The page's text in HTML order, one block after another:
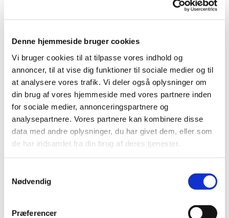
Denne hjemmeside bruger cookies
Vi bruger cookies til at tilpasse vores indhold og
annoncer, til at vise dig funktioner til sociale medier og til
at analysere vores trafik. Vi deler også oplysninger om
din brug af vores hjemmeside med vores partnere inden
for sociale medier, annonceringspartnere og
analysepartnere. Vores partnere kan kombinere disse
data med andre oplysninger, du har givet dem, eller som
de har indsamlet fra din brug af deres tjenester.
Nødvendig
Præferencer
Allehelgenstiden. Selv om det er mørkt, kan man finde
Vi hygger, hører historier og slipper vores kreative sans
fri! ✨
Man kan tegne, male, klippe-klistre eller lave formclay
- og vorse Børne- og ungemedarbejder Nina står klar til
at guide med inspiration og hjælp til den kreative leg
Børneklub er gratis for alle børn og deres voksne -
også for jer, der ikke plejer at komme i kirke om
søndagen!
Hvis I har lyst, er I velkomne til at deltage i Højmessen
fra kl 9.30, men det er ikke et krav.